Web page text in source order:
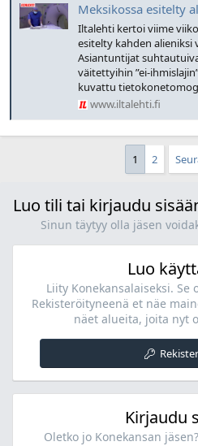
Meksikossa esitelty alienin ruumis
Iltalehti kertoi viime
esitelty kahden
Asiantuntijat
väitettyihin ”ei-
kuvattu
www.iltalehti.fi
1 2
Luo tili tai kirjaudu
Sinun täytyy olla jäsen
Luo
Liity Konekansalaiseksi.
Rekisteröityneenä et näe
näet alueita, joita nyt
Kirjaudu
Oletko jo Konekansan